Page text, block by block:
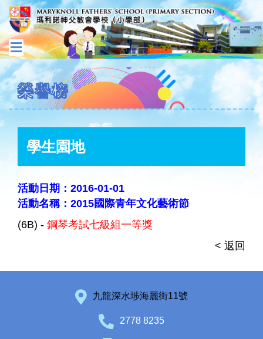
榮譽榜
學生園地
活動日期：2016-01-01
活動名稱：2015國際青年文化藝術節
(6B) - 鋼琴考試七級組一等獎
< 返回
九龍深水埗海麗街11號
2778 8235